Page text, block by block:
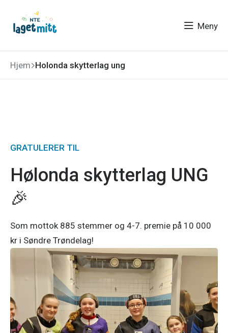
Meny
Hjem Holonda skytterlag ung
GRATULERER TIL
Hølonda skytterlag UNG
🎉
Som mottok 885 stemmer og 4-7. premie på 10 000
kr i Søndre Trøndelag!